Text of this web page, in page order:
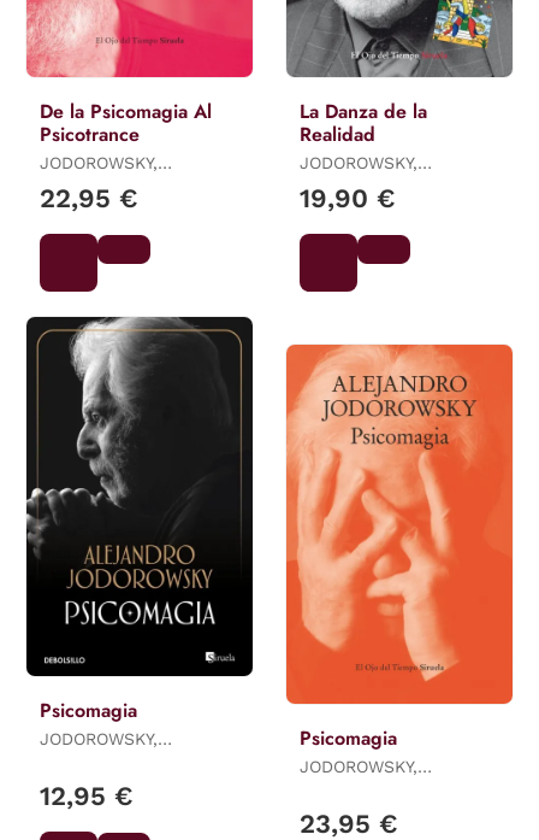
De la Psicomagia Al
Psicotrance
JODOROWSKY,
22,95 €
La Danza de la
Realidad
JODOROWSKY,
19,90 €
Psicomagia
JODOROWSKY,
12,95 €
Psicomagia
JODOROWSKY,
23,95 €